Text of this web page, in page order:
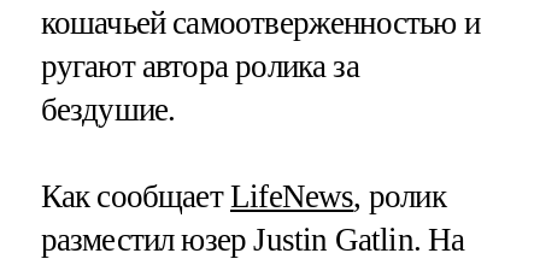
кошачьей самоотверженностью и
ругают автора ролика за
бездушие.
Как сообщаетLifeNews, ролик
разместил юзер Justin Gatlin. На